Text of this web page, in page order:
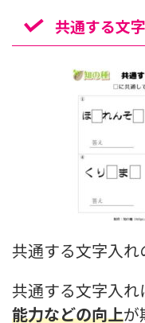
共通する文
共通する文字入れ
共通する文字入れ
能力などの向上が